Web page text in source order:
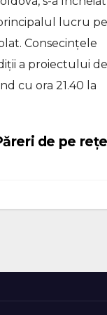
lucru pe
Consecințele
a proiectului de
cu ora 21.40 la
de pe